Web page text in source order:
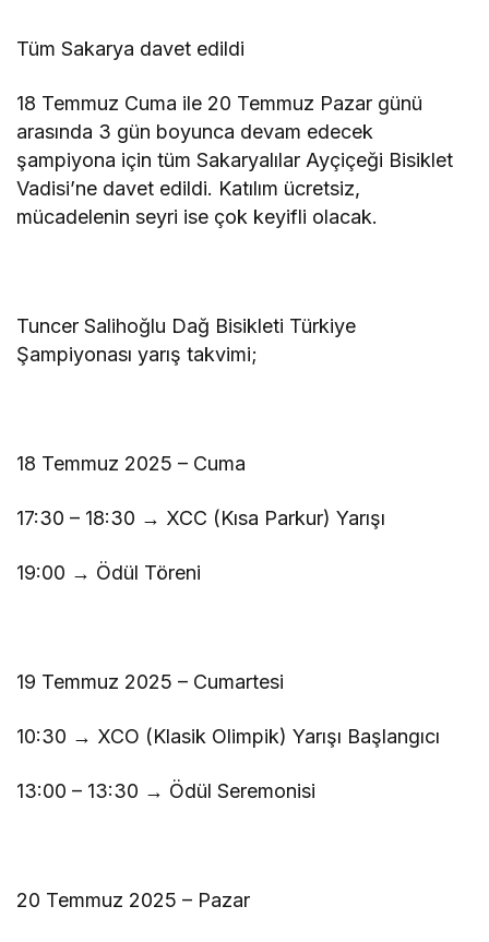
Tüm Sakarya davet edildi
18 Temmuz Cuma ile 20 Temmuz Pazar günü
arasında 3 gün boyunca devam edecek
şampiyona için tüm Sakaryalılar Ayçiçeği Bisiklet
Vadisi’ne davet edildi. Katılım ücretsiz,
mücadelenin seyri ise çok keyifli olacak.
Tuncer Salihoğlu Dağ Bisikleti Türkiye
Şampiyonası yarış takvimi;
18 Temmuz 2025 – Cuma
17:30 – 18:30 → XCC (Kısa Parkur) Yarışı
19:00 → Ödül Töreni
19 Temmuz 2025 – Cumartesi
10:30 → XCO (Klasik Olimpik) Yarışı Başlangıcı
13:00 – 13:30 → Ödül Seremonisi
20 Temmuz 2025 – Pazar